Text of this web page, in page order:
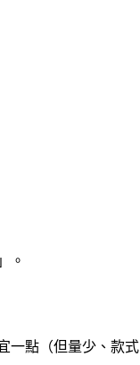
。
一點（但量少、款式